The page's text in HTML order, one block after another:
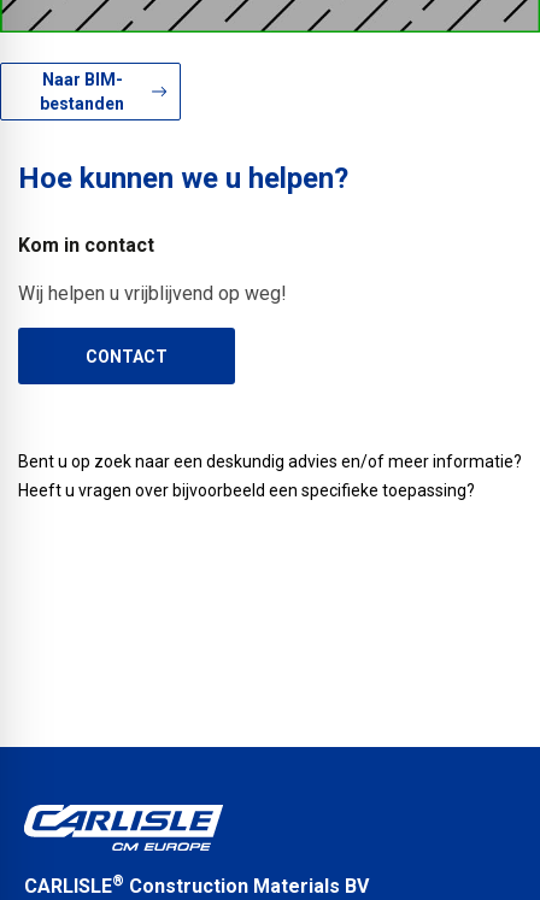
Naar BIM-
bestanden
Hoe kunnen we u helpen?
Kom in contact
Wij helpen u vrijblijvend op weg!
CONTACT
Bent u op zoek naar een deskundig advies en/of meer informatie?
Heeft u vragen over bijvoorbeeld een specifieke toepassing?
CARLISLE® Construction Materials BV